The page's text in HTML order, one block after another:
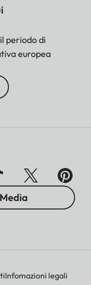
periodo di
europea
Infomazioni legali